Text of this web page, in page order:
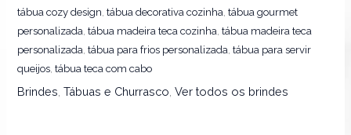
tábua cozy design ,tábua decorativa cozinha ,tábua gourmet
personalizada ,tábua madeira teca cozinha ,tábua madeira teca
personalizada ,tábua para frios personalizada ,tábua para servir
queijos ,tábua teca com cabo
Brindes ,Tábuas e Churrasco ,Ver todos os brindes